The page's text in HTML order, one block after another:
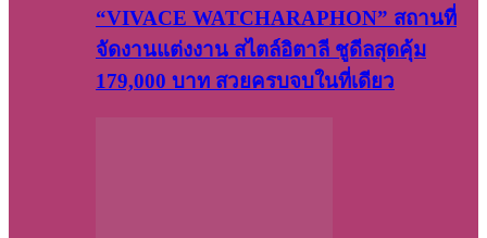
“VIVACE WATCHARAPHON” สถานที่
จัดงานแต่งงาน สไตล์อิตาลี ชูดีลสุดคุ้ม
179,000 บาท สวยครบจบในที่เดียว